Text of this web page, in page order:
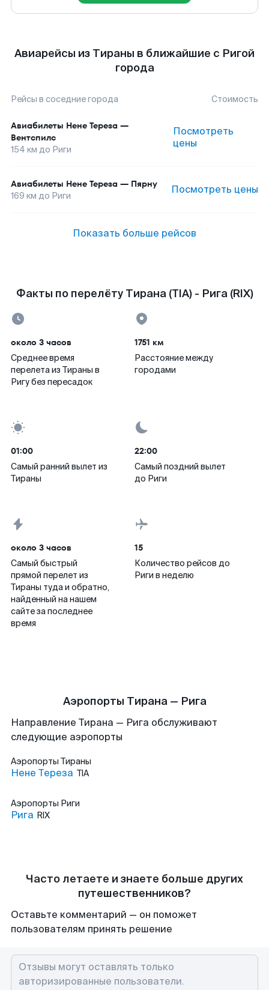
Авиарейсы из Тираны в ближайшие с Ригой
города
Рейсы в соседние города Стоимость
Авиабилеты Нене Тереза —
Вентспилс
154 км до Риги
Посмотреть
цены
Авиабилеты Нене Тереза — Пярну
169 км до Риги Посмотреть цены
Показать больше рейсов
Факты по перелёту Тирана (TIA) - Рига (RIX)
около 3 часов
Среднее время
перелета из Тираны в
Ригу без пересадок
1751 км
Расстояние между
городами
01:00
Самый ранний вылет из
Тираны
22:00
Самый поздний вылет
до Риги
около 3 часов
Самый быстрый
прямой перелет из
Тираны туда и обратно,
найденный на нашем
сайте за последнее
время
15
Количество рейсов до
Риги в неделю
Аэропорты Тирана — Рига
Направление Тирана — Рига обслуживают
следующие аэропорты
Аэропорты Тираны
Нене Тереза TIA
Аэропорты Риги
Рига RIX
Часто летаете и знаете больше других
путешественников?
Оставьте комментарий — он поможет
пользователям принять решение